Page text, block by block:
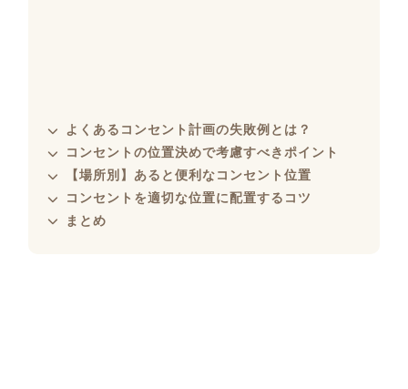
よくあるコンセント計画の失敗例とは？
コンセントの位置決めで考慮すべきポイント
【場所別】あると便利なコンセント位置
コンセントを適切な位置に配置するコツ
まとめ